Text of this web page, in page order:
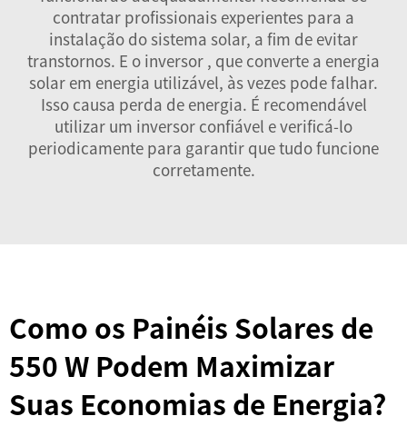
contratar profissionais experientes para a
instalação do sistema solar, a fim de evitar
transtornos. E o inversor , que converte a energia
solar em energia utilizável, às vezes pode falhar.
Isso causa perda de energia. É recomendável
utilizar um inversor confiável e verificá-lo
periodicamente para garantir que tudo funcione
corretamente.
Como os Painéis Solares de
550 W Podem Maximizar
Suas Economias de Energia?